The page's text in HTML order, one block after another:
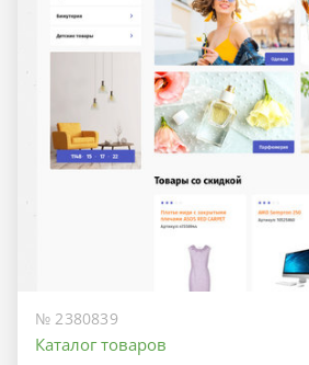
№ 2380839
Каталог товаров